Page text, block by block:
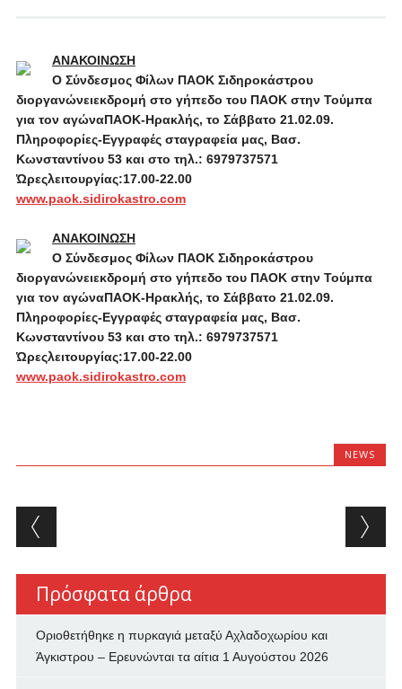
ΑΝΑΚΟΙΝΩΣΗ
Ο Σύνδεσμος Φίλων ΠΑΟΚ Σιδηροκάστρου
διοργανώνειεκδρομή στο γήπεδο του ΠΑΟΚ στην Τούμπα
για τον αγώναΠΑΟΚ-Ηρακλής, το Σάββατο 21.02.09.
Πληροφορίες-Εγγραφές σταγραφεία μας, Βασ.
Κωνσταντίνου 53 και στο τηλ.: 6979737571
Ώρεςλειτουργίας:17.00-22.00
www.paok.sidirokastro.com
ΑΝΑΚΟΙΝΩΣΗ
Ο Σύνδεσμος Φίλων ΠΑΟΚ Σιδηροκάστρου
διοργανώνειεκδρομή στο γήπεδο του ΠΑΟΚ στην Τούμπα
για τον αγώναΠΑΟΚ-Ηρακλής, το Σάββατο 21.02.09.
Πληροφορίες-Εγγραφές σταγραφεία μας, Βασ.
Κωνσταντίνου 53 και στο τηλ.: 6979737571
Ώρεςλειτουργίας:17.00-22.00
www.paok.sidirokastro.com
NEWS
Post navigation
Πρόσφατα άρθρα
Οριοθετήθηκε η πυρκαγιά μεταξύ Αχλαδοχωρίου και
Άγκιστρου – Ερευνώνται τα αίτια 1 Αυγούστου 2026